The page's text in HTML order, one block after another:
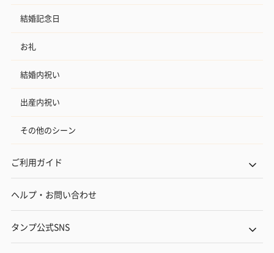
結婚記念日
お礼
結婚内祝い
出産内祝い
その他のシーン
ご利用ガイド
ヘルプ・お問い合わせ
タンプ公式SNS